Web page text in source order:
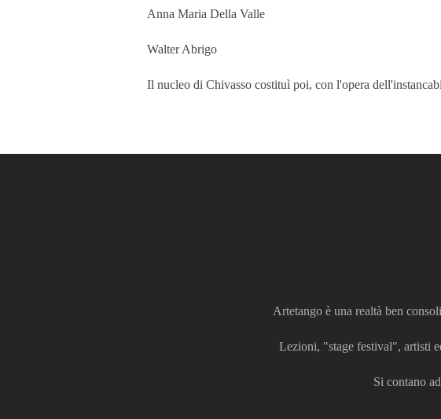
Anna Maria Della Valle
Walter Abrigo
Il nucleo di Chivasso costituì poi, con l'opera
Artetango è una realtà ben
Lezioni, "stage festival", artisti
Si contano